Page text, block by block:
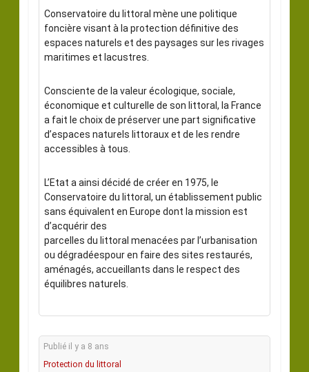
Conservatoire du littoral mène une politique
foncière visant à la protection définitive des
espaces naturels et des paysages sur les rivages
maritimes et lacustres.
Consciente de la valeur écologique, sociale,
économique et culturelle de son littoral, la France
a fait le choix de préserver une part significative
d’espaces naturels littoraux et de les rendre
accessibles à tous.
L’Etat a ainsi décidé de créer en 1975, le
Conservatoire du littoral, un établissement public
sans équivalent en Europe dont la mission est
d’acquérir des
parcelles du littoral menacées par l’urbanisation
ou dégradéespour en faire des sites restaurés,
aménagés, accueillants dans le respect des
équilibres naturels.
Publié il y a 8 ans
Protection du littoral